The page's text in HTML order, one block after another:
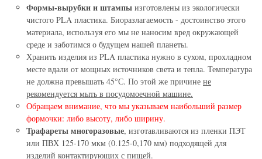
Формы-вырубки и штампы изготовлены из экологически
чистого PLA пластика. Биоразлагаемость - достоинство этого
материала, используя его мы не наносим вред окружающей
среде и заботимся о будущем нашей планеты.
Хранить изделия из PLA пластика нужно в сухом, прохладном
месте вдали от мощных источников света и тепла. Температура
не должна превышать 45°С. По этой же причине не
рекомендуется мыть в посудомоечной машине.
Обращаем внимание, что мы указываем наибольший размер
формочки: либо высоту, либо ширину.
Трафареты многоразовые, изготавливаются из пленки ПЭТ
или ПВХ 125-170 мкм (0.125-0,170 мм) подходящей для
изделий контактирующих с пищей.